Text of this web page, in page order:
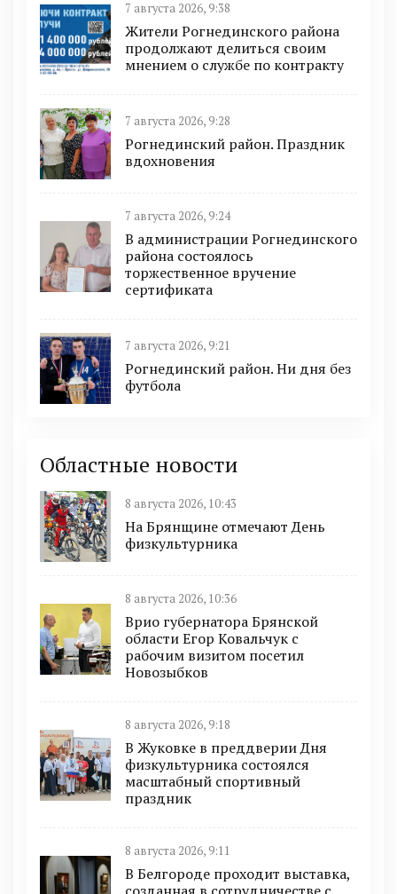
7 августа 2026, 9:38
Жители Рогнединского района
продолжают делиться своим
мнением о службе по контракту
7 августа 2026, 9:28
Рогнединский район. Праздник
вдохновения
7 августа 2026, 9:24
В администрации Рогнединского
района состоялось
торжественное вручение
сертификата
7 августа 2026, 9:21
Рогнединский район. Ни дня без
футбола
Областные новости
8 августа 2026, 10:43
На Брянщине отмечают День
физкультурника
8 августа 2026, 10:36
Врио губернатора Брянской
области Егор Ковальчук с
рабочим визитом посетил
Новозыбков
8 августа 2026, 9:18
В Жуковке в преддверии Дня
физкультурника состоялся
масштабный спортивный
праздник
8 августа 2026, 9:11
В Белгороде проходит выставка,